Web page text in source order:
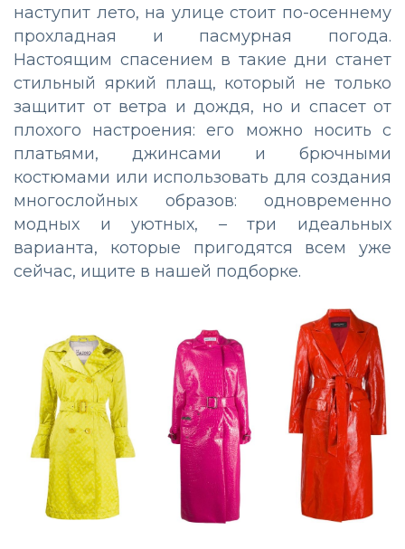
наступит лето, на улице стоит по-осеннему
прохладная и пасмурная погода.
Настоящим спасением в такие дни станет
стильный яркий плащ, который не только
защитит от ветра и дождя, но и спасет от
плохого настроения: его можно носить с
платьями, джинсами и брючными
костюмами или использовать для создания
многослойных образов: одновременно
модных и уютных, – три идеальных
варианта, которые пригодятся всем уже
сейчас, ищите в нашей подборке.